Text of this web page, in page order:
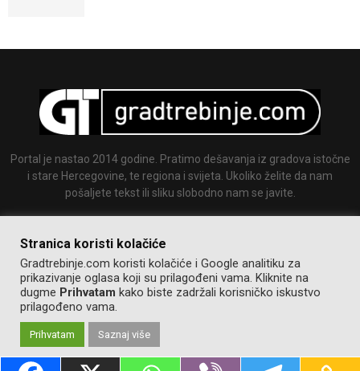
Portal je nastao 2014 godine. Pratimo dešavanja iz gradova istočne
i stare Hercegovine, te regiona i svijeta. Ukoliko želite da nam
pošaljete tekst ili sliku slobodno nam se javite.
@2014-2020. Sva prava zadržana.
Stranica koristi kolačiće
Gradtrebinje.com koristi kolačiće i Google analitiku za
prikazivanje oglasa koji su prilagođeni vama. Kliknite na
dugme Prihvatam kako biste zadržali korisničko iskustvo
prilagođeno vama.
Prihvatam Saznaj više